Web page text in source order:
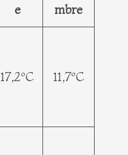
e
mbre
17,2ºC 11,7ºC